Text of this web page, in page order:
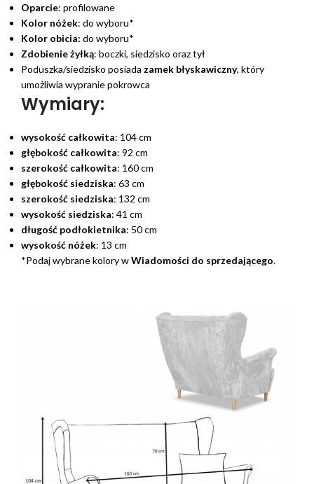
Oparcie: profilowane
Kolor nóżek: do wyboru*
Kolor obicia: do wyboru*
Zdobienie żyłką: boczki, siedzisko oraz tył
Poduszka/siedzisko posiada zamek błyskawiczny, który
umożliwia wypranie pokrowca
Wymiary:
wysokość całkowita: 104 cm
głębokość całkowita: 92 cm
szerokość całkowita: 160 cm
głębokość siedziska: 63 cm
szerokość siedziska: 132 cm
wysokość siedziska: 41 cm
długość podłokietnika: 50 cm
wysokość nóżek: 13 cm
*Podaj wybrane kolory wWiadomości do sprzedającego.